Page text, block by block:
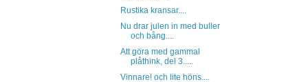
Rustika kransar....
Nu drar julen in med buller
och bång....
Att göra med gammal
plåthink, del 3.....
Vinnare! och lite höns....